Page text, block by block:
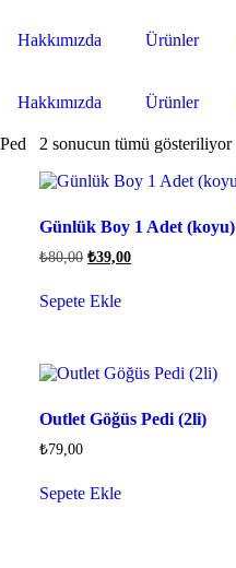
Hakkımızda Ürünler
Hakkımızda Ürünler
2 sonucun tümü gösteriliyor
Günlük Boy 1 Adet (koyu)
₺80,00 ₺39,00
Sepete Ekle
Outlet Göğüs Pedi (2li)
₺79,00
Sepete Ekle